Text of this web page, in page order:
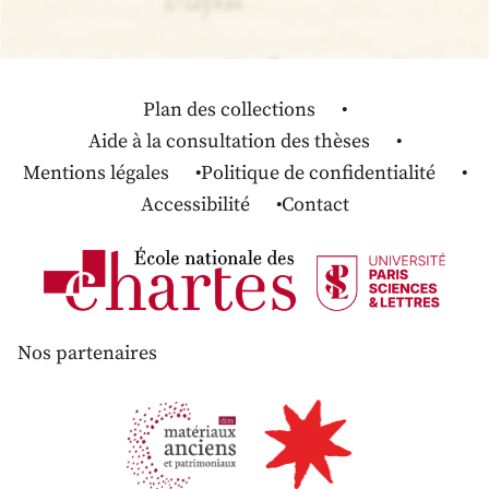
Plan des collections
Aide à la consultation des thèses
Mentions légales
Politique de confidentialité
Accessibilité
Contact
Nos partenaires